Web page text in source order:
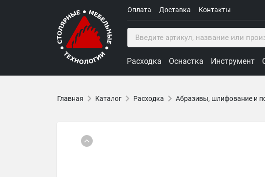
Оплата Доставка Контакты
Расходка Оснастка Инструмент
Главная Каталог Расходка Абразивы, шлифование и